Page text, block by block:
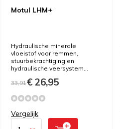
Motul LHM+
Hydraulische minerale
vloeistof voor remmen,
stuurbekrachtiging en
hydraulische veersystem...
33,91€ 26,95
Vergelijk